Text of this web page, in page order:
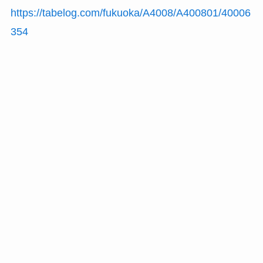
https://tabelog.com/fukuoka/A4008/A400801/40006
354